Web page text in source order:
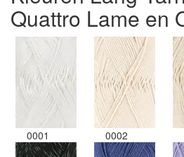
Quattro Lame en
0001 0002